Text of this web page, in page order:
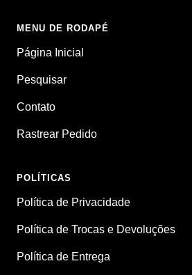
MENU DE RODAPÉ
Página Inicial
Pesquisar
Contato
Rastrear Pedido
POLÍTICAS
Política de Privacidade
Política de Trocas e Devoluções
Política de Entrega